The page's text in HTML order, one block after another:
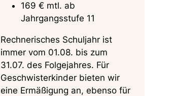
169 € mtl. ab
Jahrgangsstufe 11
Rechnerisches Schuljahr ist
immer vom 01.08. bis zum
31.07. des Folgejahres. Für
Geschwisterkinder bieten wir
eine Ermäßigung an, ebenso für